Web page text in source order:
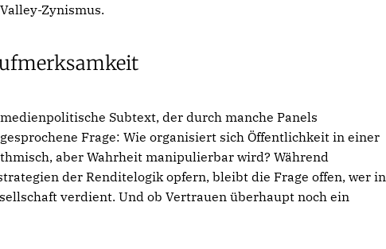
Zynismus.
Subtext, der durch manche Panels
Frage: Wie organisiert sich Öffentlichkeit in einer
aber Wahrheit manipulierbar wird? Während
der Renditelogik opfern, bleibt die Frage offen, wer in
verdient. Und ob Vertrauen überhaupt noch ein